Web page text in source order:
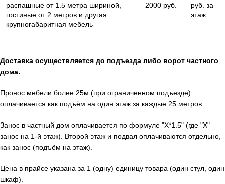
распашные от 1.5 метра шириной,
гостиные от 2 метров и другая
крупногабаритная мебель
2000 руб.
руб. за
этаж
Доставка осуществляется до подъезда либо ворот частного
дома.
Пронос мебели более 25м (при ограниченном подъезде)
оплачивается как подъём на один этаж за каждые 25 метров.
Занос в частный дом оплачивается по формуле "X*1.5" (где "X"
занос на 1-й этаж). Второй этаж и подвал оплачиваются отдельно,
как занос (подъём на этаж).
Цена в прайсе указана за 1 (одну) единицу товара (один стул, один
шкаф).